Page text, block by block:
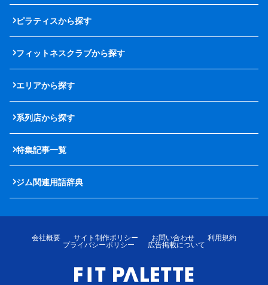
ピラティスから探す
フィットネスクラブから探す
エリアから探す
系列店から探す
特集記事一覧
ジム関連用語辞典
会社概要 サイト制作ポリシー お問い合わせ
利用規約
プライバシーポリシー
広告掲載について